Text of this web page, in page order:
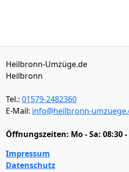
Heilbronn-Umzüge.de
Heilbronn
Tel.: 01579-2482360
E-Mail: info@heilbronn-
Öffnungszeiten: Mo - Sa: 08:30
Impressum
Datenschutz